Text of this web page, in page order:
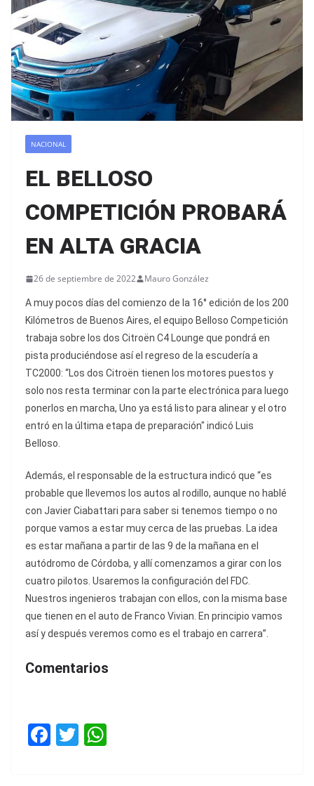
NACIONAL
EL BELLOSO
COMPETICIÓN PROBARÁ
EN ALTA GRACIA
26 de septiembre de 2022 Mauro González
A muy pocos días del comienzo de la 16° edición de los 200
Kilómetros de Buenos Aires, el equipo Belloso Competición
trabaja sobre los dos Citroën C4 Lounge que pondrá en
pista produciéndose así el regreso de la escudería a
TC2000: “Los dos Citroën tienen los motores puestos y
solo nos resta terminar con la parte electrónica para luego
ponerlos en marcha, Uno ya está listo para alinear y el otro
entró en la última etapa de preparación" indicó Luis
Belloso.
Además, el responsable de la estructura indicó que “es
probable que llevemos los autos al rodillo, aunque no hablé
con Javier Ciabattari para saber si tenemos tiempo o no
porque vamos a estar muy cerca de las pruebas. La idea
es estar mañana a partir de las 9 de la mañana en el
autódromo de Córdoba, y allí comenzamos a girar con los
cuatro pilotos. Usaremos la configuración del FDC.
Nuestros ingenieros trabajan con ellos, con la misma base
que tienen en el auto de Franco Vivian. En principio vamos
así y después veremos como es el trabajo en carrera”.
Comentarios
F T